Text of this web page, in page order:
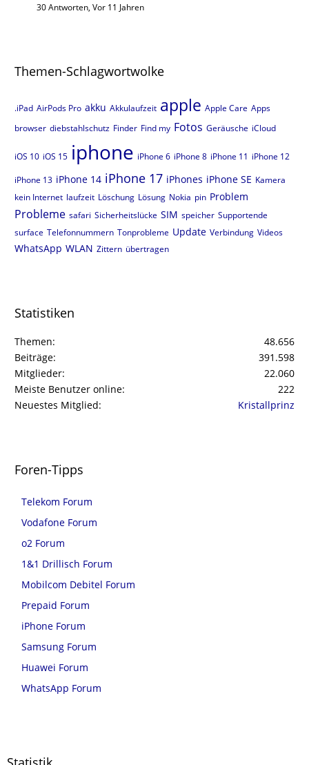
30 Antworten, Vor 11 Jahren
Themen-Schlagwortwolke
.iPad AirPods Pro akku Akkulaufzeit apple Apple Care Apps
browser diebstahlschutz Finder Find my Fotos Geräusche iCloud
iOS 10 iOS 15 iphone iPhone 6 iPhone 8 iPhone 11 iPhone 12
iPhone 13 iPhone 14 iPhone 17 iPhones iPhone SE Kamera
kein Internet laufzeit Löschung Lösung Nokia pin Problem
Probleme safari Sicherheitslücke SIM speicher Supportende
surface Telefonnummern Tonprobleme Update Verbindung Videos
WhatsApp WLAN Zittern übertragen
Statistiken
Themen
48.656
Beiträge
391.598
Mitglieder
22.060
Meiste Benutzer online
222
Neuestes Mitglied
Kristallprinz
Foren-Tipps
Telekom Forum
Vodafone Forum
o2 Forum
1&1 Drillisch Forum
Mobilcom Debitel Forum
Prepaid Forum
iPhone Forum
Samsung Forum
Huawei Forum
WhatsApp Forum